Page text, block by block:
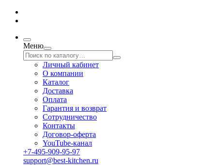
Меню
Личный кабинет
О компании
Каталог
Доставка
Оплата
Гарантия и возврат
Сотрудничество
Контакты
Договор-оферта
YouTube-канал
+7-495-909-95-97
support@best-kitchen.ru